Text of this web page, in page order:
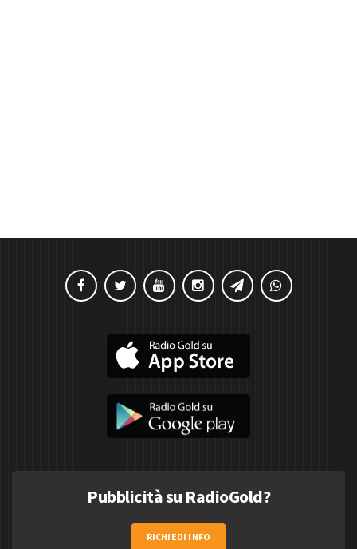
Pubblicità su RadioGold?
RICHIEDI INFO